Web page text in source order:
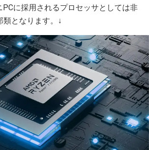
PCに採用されるプロセッサとしては非
となります。↓